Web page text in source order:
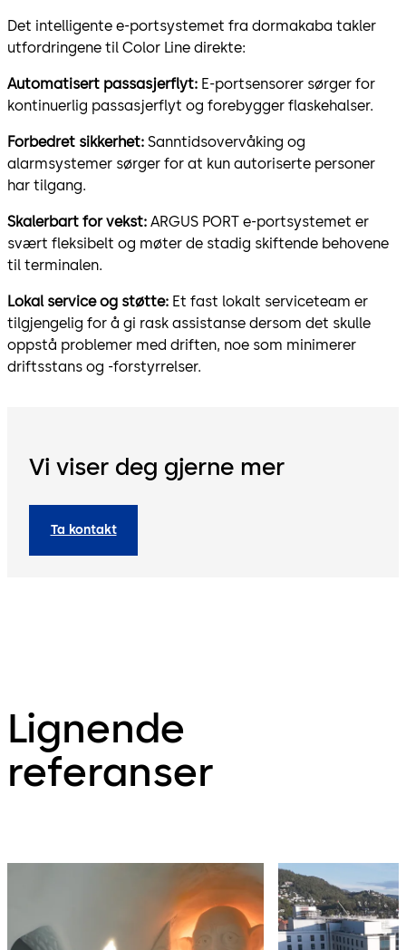
Det intelligente e-portsystemet fra dormakaba takler
utfordringene til Color Line direkte:
Automatisert passasjerflyt: E-portsensorer sørger for
kontinuerlig passasjerflyt og forebygger flaskehalser.
Forbedret sikkerhet: Sanntidsovervåking og
alarmsystemer sørger for at kun autoriserte personer
har tilgang.
Skalerbart for vekst: ARGUS PORT e-portsystemet er
svært fleksibelt og møter de stadig skiftende behovene
til terminalen.
Lokal service og støtte: Et fast lokalt serviceteam er
tilgjengelig for å gi rask assistanse dersom det skulle
oppstå problemer med driften, noe som minimerer
driftsstans og -forstyrrelser.
Vi viser deg gjerne mer
Ta kontakt
Lignende
referanser